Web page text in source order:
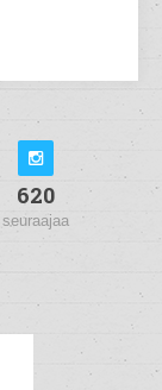
620
seuraajaa